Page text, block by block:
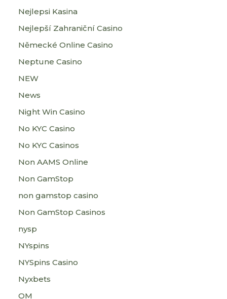
Nejlepsi Kasina
Nejlepší Zahraniční Casino
Německé Online Casino
Neptune Casino
NEW
News
Night Win Casino
No KYC Casino
No KYC Casinos
Non AAMS Online
Non GamStop
non gamstop casino
Non GamStop Casinos
nysp
NYspins
NYSpins Casino
Nyxbets
OM